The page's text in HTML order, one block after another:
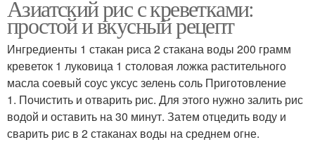
Азиатский рис с креветками:
простой и вкусный рецепт
Ингредиенты 1 стакан риса 2 стакана воды 200 грамм
креветок 1 луковица 1 столовая ложка растительного
масла соевый соус уксус зелень соль Приготовление
1. Почистить и отварить рис. Для этого нужно залить рис
водой и оставить на 30 минут. Затем отцедить воду и
сварить рис в 2 стаканах воды на среднем огне.